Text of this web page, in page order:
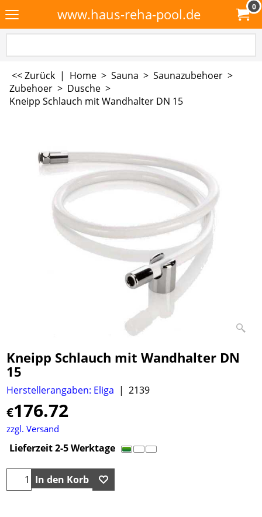
www.haus-reha-pool.de 0
<< Zurück | Home > Sauna > Saunazubehoer >
Zubehoer > Dusche >
Kneipp Schlauch mit Wandhalter DN 15
Kneipp Schlauch mit Wandhalter DN
15
Herstellerangaben: Eliga 2139
€176.72
zzgl. Versand
Lieferzeit 2-5 Werktage
In den Korb